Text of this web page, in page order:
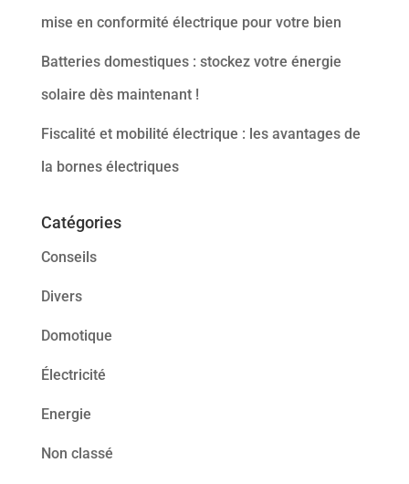
mise en conformité électrique pour votre bien
Batteries domestiques : stockez votre énergie
solaire dès maintenant !
Fiscalité et mobilité électrique : les avantages de
la bornes électriques
Catégories
Conseils
Divers
Domotique
Électricité
Energie
Non classé